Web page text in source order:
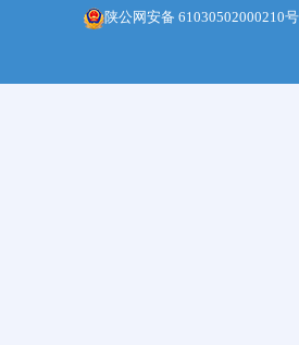
陕公网安备 61030502000210号